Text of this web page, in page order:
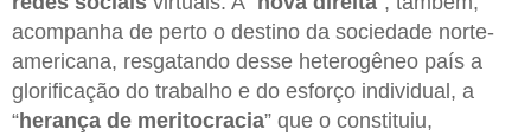
acompanha de perto o destino da sociedade norte-
americana, resgatando desse heterogêneo país a
glorificação do trabalho e do esforço individual, a
“herança de meritocracia” que o constituiu,